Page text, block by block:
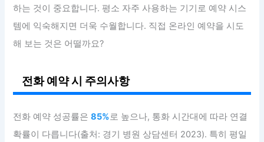
하는 것이 중요합니다. 평소 자주 사용하는 기기로 예약 시스
템에 익숙해지면 더욱 수월합니다. 직접 온라인 예약을 시도
해 보는 것은 어떨까요?
전화 예약 시 주의사항
전화 예약 성공률은85%로 높으나, 통화 시간대에 따라 연결
확률이 다릅니다(출처: 경기 병원 상담센터 2023). 특히 평일